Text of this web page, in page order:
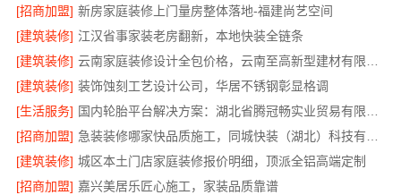
[招商加盟] 新房家庭装修上门量房整体落地-福建尚艺空间
[建筑装修] 江汉省事家装老房翻新，本地快装全链条
[建筑装修]
[建筑装修] 装饰蚀刻工艺设计公司，华居不锈钢彰显格调
[生活服务]
[招商加盟]
[建筑装修] 城区本土门店家庭装修报价明细，顶派全铝高端定制
[招商加盟] 嘉兴美居乐匠心施工，家装品质靠谱